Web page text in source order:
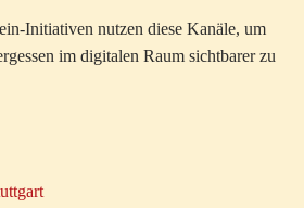
Initiativen nutzen diese Kanäle, um
im digitalen Raum sichtbarer zu